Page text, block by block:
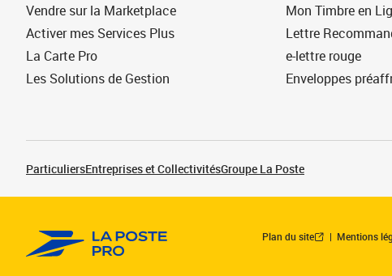
Vendre sur la Marketplace
Activer mes Services Plus
La Carte Pro
Les Solutions de Gestion
Mon Timbre en
Lettre
e-lettre rouge
Enveloppes
ParticuliersEntreprises et CollectivitésGroupe La Poste
Plan du site Mentions